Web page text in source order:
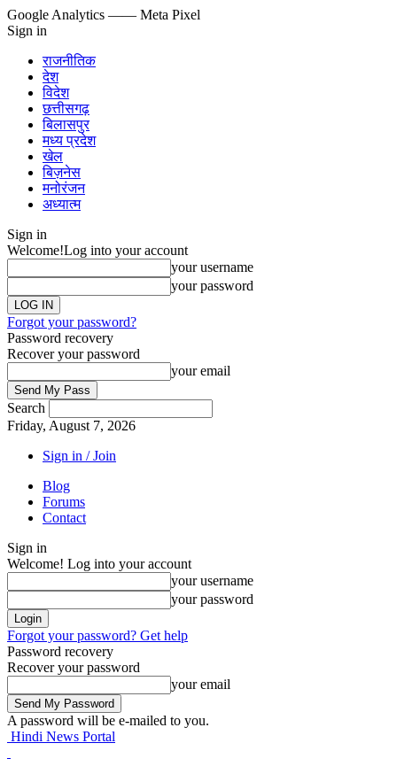
Google Analytics —— Meta Pixel
Sign in
राजनीतिक
देश
विदेश
छत्तीसगढ़
बिलासपुर
मध्य प्रदेश
खेल
बिज़नेस
मनोरंजन
अध्यात्म
Sign in
Welcome!Log into your account
your username
your password
Forgot your password?
Password recovery
Recover your password
your email
Search
Friday, August 7, 2026
Sign in / Join
Blog
Forums
Contact
Sign in
Welcome! Log into your account
your username
your password
Forgot your password? Get help
Password recovery
Recover your password
your email
A password will be e-mailed to you.
Hindi News Portal